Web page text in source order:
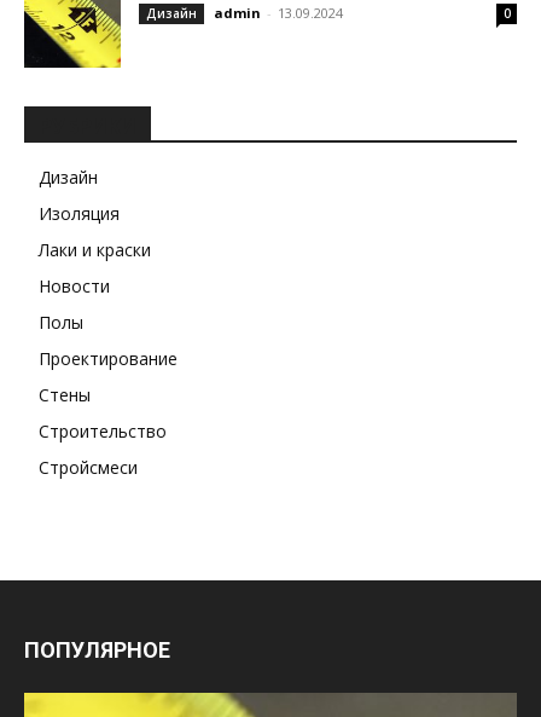
Дизайн admin - 13.09.2024 0
Дизайн
Изоляция
Лаки и краски
Новости
Полы
Проектирование
Стены
Строительство
Стройсмеси
ПОПУЛЯРНОЕ